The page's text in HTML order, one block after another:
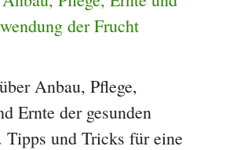
Anbau, Pflege,
Ernte der gesunden
Tipps und Tricks für eine